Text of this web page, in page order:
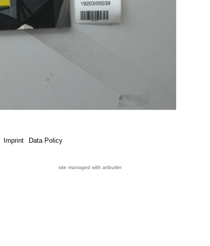
Imprint Data Policy
site managed with artbutler